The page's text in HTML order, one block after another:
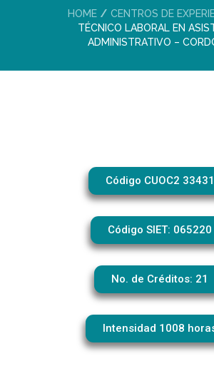
HOME
CENTROS DE
TÉCNICO LABORAL EN
ADMINISTRATIVO –
Código CUOC2 33431
Código SIET: 065220
No. de Créditos: 21
Intensidad 1008